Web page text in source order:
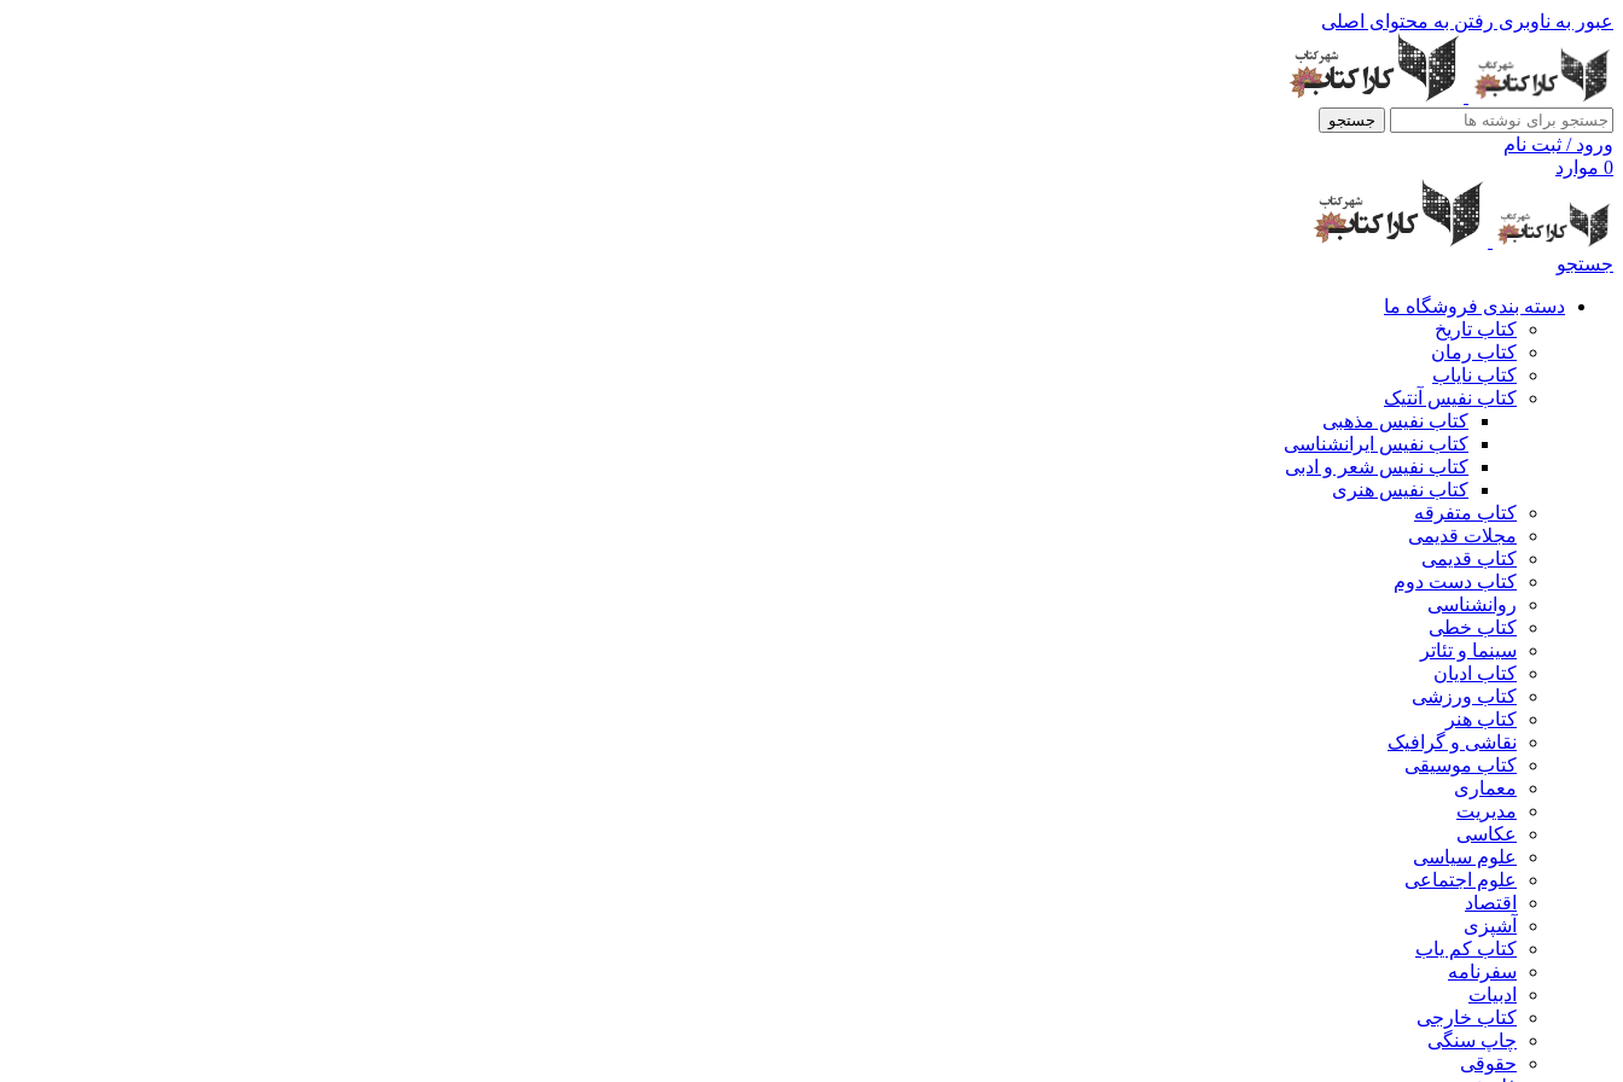
عبور به ناوبری رفتن به محتوای اصلی
جستجو
ورود / ثبت نام
0 موارد
جستجو
دسته بندی فروشگاه ما
کتاب تاریخ
کتاب رمان
کتاب نایاب
کتاب نفیس آنتیک
کتاب نفیس مذهبی
کتاب نفیس ایرانشناسی
کتاب نفیس شعر و ادبی
کتاب نفیس هنری
کتاب متفرقه
مجلات قدیمی
کتاب قدیمی
کتاب دست دوم
روانشناسی
کتاب خطی
سینما و تئاتر
کتاب ادیان
کتاب ورزشی
کتاب هنر
نقاشی و گرافیک
کتاب موسیقی
معماری
مدیریت
عکاسی
علوم سیاسی
علوم اجتماعی
اقتصاد
آشپزی
کتاب کم یاب
سفرنامه
ادبیات
کتاب خارجی
چاپ سنگی
حقوقی